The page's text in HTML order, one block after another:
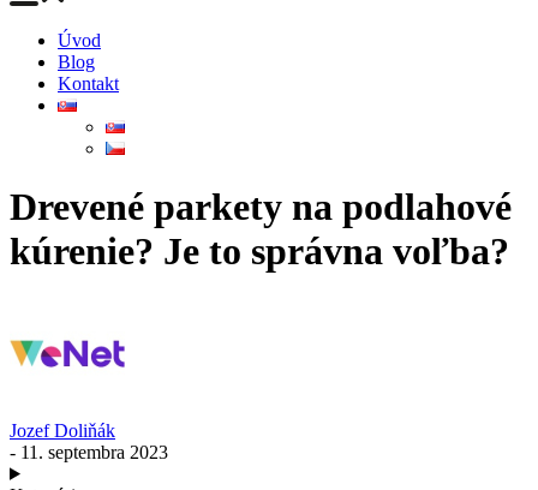
Úvod
Blog
Kontakt
Drevené parkety na podlahové
kúrenie? Je to správna voľba?
Jozef Doliňák
- 11. septembra 2023